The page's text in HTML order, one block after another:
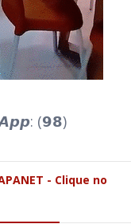
(𝟵𝟴)
- Clique no